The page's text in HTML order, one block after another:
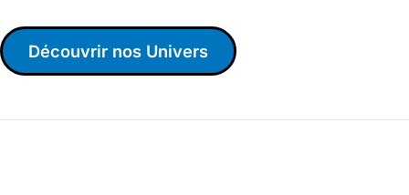
Découvrir nos Univers